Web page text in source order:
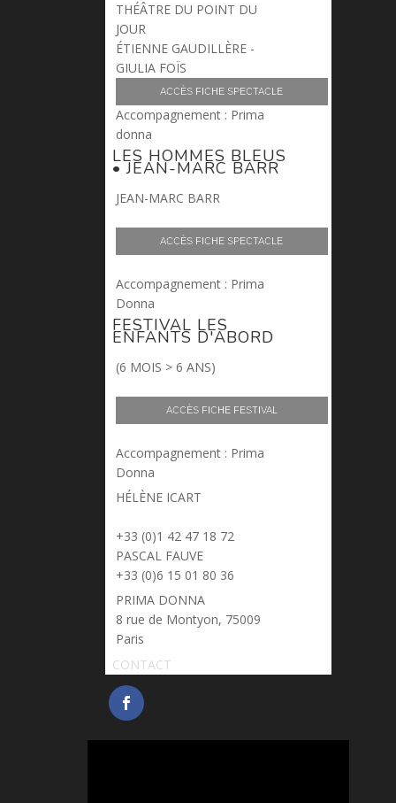
THÉÂTRE DU POINT DU
JOUR
ÉTIENNE GAUDILLÈRE -
GIULIA FOÏS
ACCÈS FICHE SPECTACLE
Accompagnement : Prima
donna
LES HOMMES BLEUS
• JEAN-MARC BARR
JEAN-MARC BARR
ACCÈS FICHE SPECTACLE
Accompagnement : Prima
Donna
FESTIVAL LES
ENFANTS D'ABORD
(6 MOIS > 6 ANS)
ACCÈS FICHE FESTIVAL
Accompagnement : Prima
Donna
HÉLÈNE ICART
> helene.icart@prima-donna.fr
+33 (0)1 42 47 18 72
PASCAL FAUVE
> pascal.fauve@prima-donna.fr
+33 (0)6 15 01 80 36
PRIMA DONNA
8 rue de Montyon, 75009
Paris
CONTACT